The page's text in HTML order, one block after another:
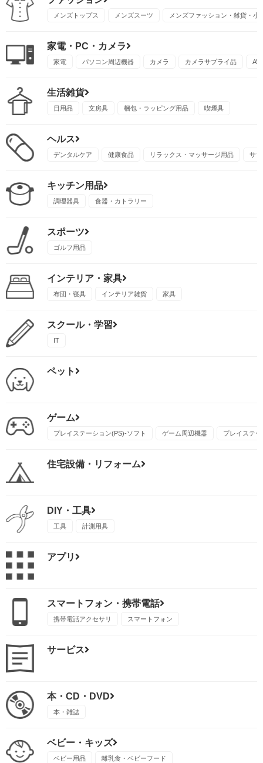
メンズトップス メンズスーツ メンズファッション・雑貨・小
家電・PC・カメラ
家電 パソコン周辺機器 カメラ カメラサプライ品 AV
生活雑貨
日用品 文房具 梱包・ラッピング用品 喫煙具
ヘルス
デンタルケア 健康食品 リラックス・マッサージ用品 サ
キッチン用品
調理器具 食器・カトラリー
スポーツ
ゴルフ用品
インテリア・家具
布団・寝具 インテリア雑貨 家具
スクール・学習
IT
ペット
ゲーム
プレイステーション(PS)-ソフト ゲーム周辺機器 プレイステ
住宅設備・リフォーム
DIY・工具
工具 計測用具
アプリ
スマートフォン・携帯電話
携帯電話アクセサリ スマートフォン
サービス
本・CD・DVD
本・雑誌
ベビー・キッズ
ベビー用品 離乳食・ベビーフード